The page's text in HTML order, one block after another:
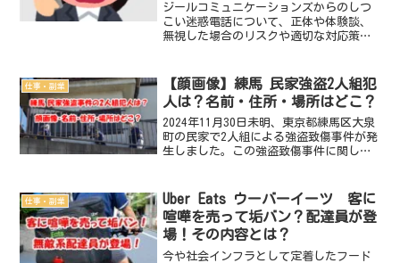
ジールコミュニケーションズからのしつ
こい迷惑電話について、正体や体験談、
無視した場合のリスクや適切な対応策を
仕事・副業
【顔画像】練馬 民家強盗2人組犯
人は？名前・住所・場所はどこ？
2024年11月30日未明、東京都練馬区大泉
町の民家で2人組による強盗致傷事件が発
生しました。この強盗致傷事件に関し
東京 練馬 2人組による民家強盗致傷事
件発生概要3...
仕事・副業
Uber Eats ウーバーイーツ 客に
喧嘩を売って垢バン？配達員が登
場！その内容とは？
今や社会インフラとして定着したフード